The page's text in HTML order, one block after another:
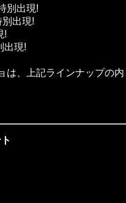
別出現!
別出現!
!
出現!
、上記ラインナップの内